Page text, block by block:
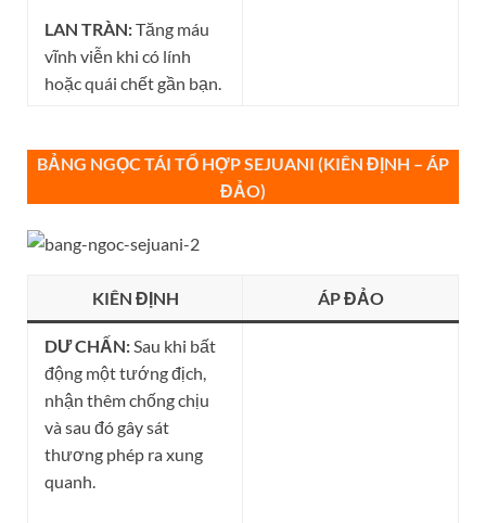
LAN TRÀN:Tăng máu
vĩnh viễn khi có lính
hoặc quái chết gần bạn.
BẢNG NGỌC TÁI TỔ HỢPSEJUANI (KIÊN ĐỊNH – ÁP
ĐẢO)
KIÊN ĐỊNH ÁP ĐẢO
DƯ CHẤN: Sau khi bất
động một tướng địch,
nhận thêm chống chịu
và sau đó gây sát
thương phép ra xung
quanh.